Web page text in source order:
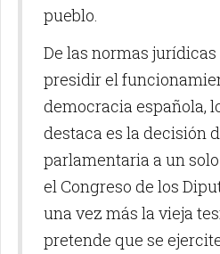
pueblo.
De las normas
presidir el
democracia española,
destaca es la decisión
parlamentaria a un
el Congreso de los
una vez más la vieja
pretende que se